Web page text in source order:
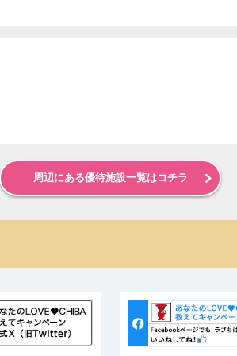
周辺にある優待施設一覧はコチラ